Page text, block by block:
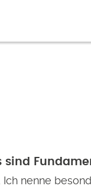
sind
Ich nenne